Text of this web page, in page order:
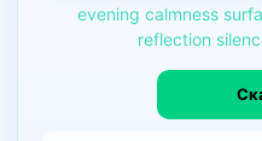
evening calmness
reflection